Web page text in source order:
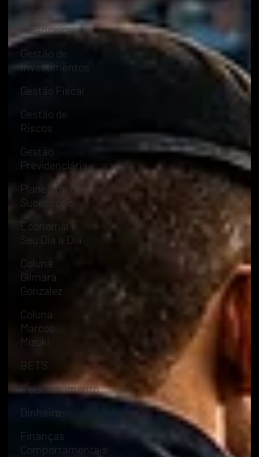
Financeira
Gestão de
Investimentos
Gestão Fiscal
Gestão de
Riscos
Gestão
Previdenciária
Planejamento
Sucessório
Economia e
Seu Dia a Dia
Coluna
Gilmara
Gonzalez
Coluna
Marcos
Mizuki
BETS
Relacionamento
Dinheiro
Finanças
Comportamentais